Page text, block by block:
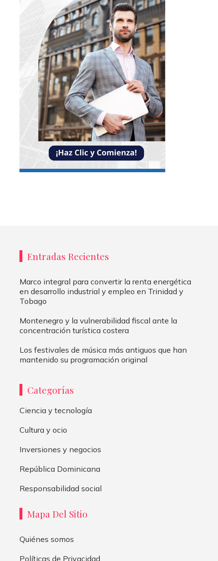
Entradas Recientes
Marco integral para convertir la renta energética
en desarrollo industrial y empleo en Trinidad y
Tobago
Montenegro y la vulnerabilidad fiscal ante la
concentración turística costera
Los festivales de música más antiguos que han
mantenido su programación original
Categorías
Ciencia y tecnología
Cultura y ocio
Inversiones y negocios
República Dominicana
Responsabilidad social
Mapa Del Sitio
Quiénes somos
Políticas de Privacidad